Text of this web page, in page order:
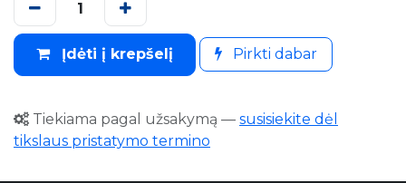
Įdėti į krepšelį Pirkti dabar
Tiekiama pagal užsakymą — susisiekite dėl
tikslaus pristatymo termino